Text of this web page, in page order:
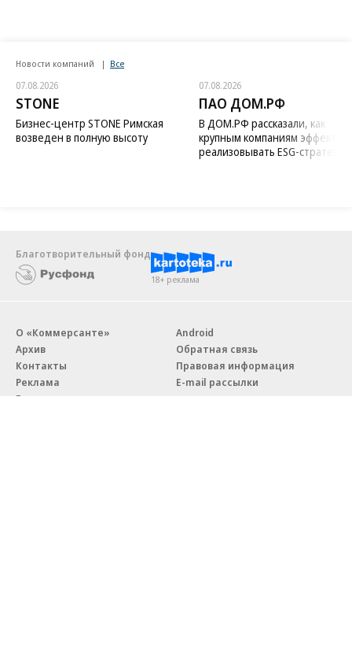
Новости компаний Все
07.08.2026
STONE
Бизнес-центр STONE Римская
возведен в полную высоту
07.08.2026
ПАО ДОМ.РФ
В ДОМ.РФ рассказали, как
крупным компаниям
реализовывать ESG-стратегию
Благотворительный фонд
18+ реклама
О «Коммерсанте»
Архив
Контакты
Реклама
Вакансии
Android
Обратная связь
Правовая информация
E-mail рассылки